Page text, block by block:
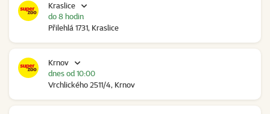
Kraslice
Přilehlá 1731, Kraslice
do 8 hodin
Krnov
Vrchlického 2511/4, Krnov
dnes od 10:00